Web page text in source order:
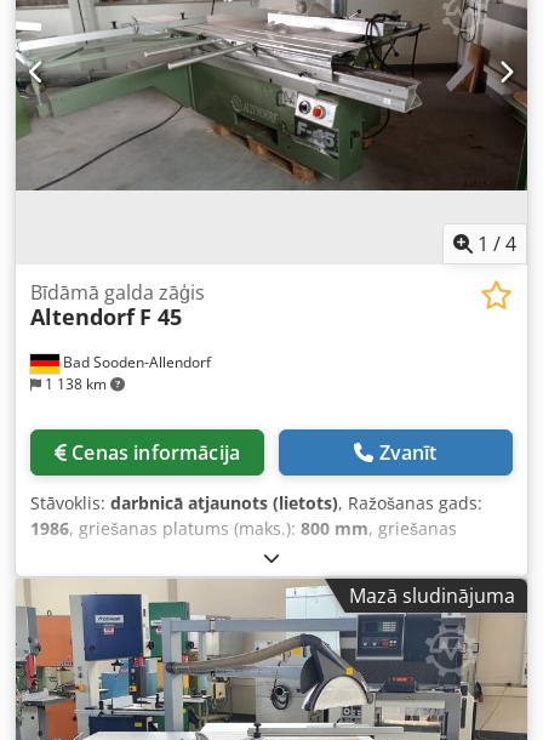
1 /4
Bad Sooden-Allendorf
1 138 km
Bīdāmā galda zāģis
Altendorf F 45
Cenas informācija Zvanīt
Stāvoklis: darbnicā atjaunots (lietots), Ražošanas gads:
1986, griešanas platums (maks.): 800 mm, griešanas
, griešanas platums pie
paralēlās lineālas:800 mm, galvenā zāģripas diametrs:
450 mm, M.-Nr. 86-1-224, izlaiduma gads 1986,
pieslēguma jauda 380V 5,5kW, garenrati 2800 mm,
griešanas platums 800 mm, hidrauliskā augstuma un
slīpuma regulēšana, priekšgriešanas agregāts, zvaigzne-
trijstūra slēdzis, paralelograma aizsargierīce ar šauru un
platu pārsegu, leņķa atdure, griezuma leņķa atdure,
Mazā sludinājuma